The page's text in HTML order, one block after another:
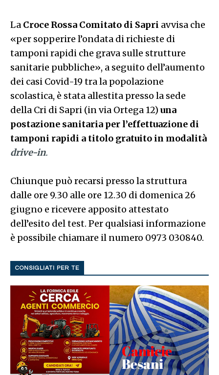
La Croce Rossa Comitato di Sapri avvisa che
«per sopperire l’ondata di richieste di
tamponi rapidi che grava sulle strutture
sanitarie pubbliche», a seguito dell’aumento
dei casi Covid-19 tra la popolazione
scolastica, è stata allestita presso la sede
della Cri di Sapri (in via Ortega 12) una
postazione sanitaria per l’effettuazione di
tamponi rapidi a titolo gratuito in modalità
drive-in.
Chiunque può recarsi presso la struttura
dalle ore 9.30 alle ore 12.30 di domenica 26
giugno e ricevere apposito attestato
dell’esito del test. Per qualsiasi informazione
è possibile chiamare il numero 0973 030840.
CONSIGLIATI PER TE